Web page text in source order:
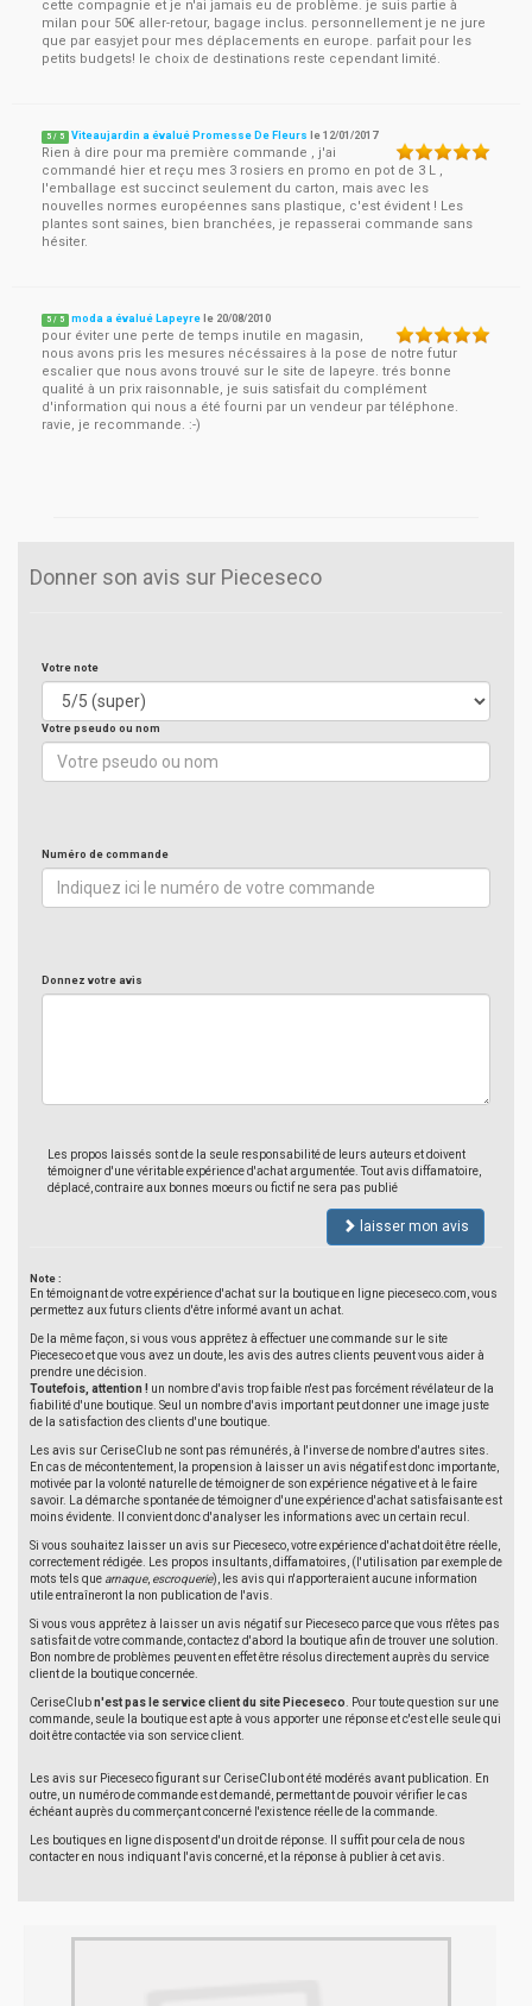
cette compagnie et je n'ai jamais eu de problème. je suis partie à
milan pour 50€ aller-retour, bagage inclus. personnellement je ne jure
que par easyjet pour mes déplacements en europe. parfait pour les
petits budgets! le choix de destinations reste cependant limité.
5 / 5 Viteaujardin a évalué Promesse De Fleurs le12/01/2017
Rien à dire pour ma première commande , j'ai
commandé hier et reçu mes 3 rosiers en promo en pot de 3 L ,
l'emballage est succinct seulement du carton, mais avec les
nouvelles normes européennes sans plastique, c'est évident ! Les
plantes sont saines, bien branchées, je repasserai commande sans
hésiter.
5 / 5 moda a évalué Lapeyre le 20/08/2010
pour éviter une perte de temps inutile en magasin,
nous avons pris les mesures nécéssaires à la pose de notre futur
escalier que nous avons trouvé sur le site de lapeyre. trés bonne
qualité à un prix raisonnable, je suis satisfait du complément
d'information qui nous a été fourni par un vendeur par téléphone.
ravie, je recommande. :-)
Donner son avis sur Pieceseco
Votre note
Votre pseudo ou nom
Numéro de commande
Donnez votre avis
Les propos laissés sont de la seule responsabilité de leurs auteurs et doivent
témoigner d'une véritable expérience d'achat argumentée. Tout avis diffamatoire,
déplacé, contraire aux bonnes moeurs ou fictif ne sera pas publié
laisser mon avis
Note :
En témoignant de votre expérience d'achat sur la boutique en ligne pieceseco.com, vous
permettez aux futurs clients d'être informé avant un achat.
De la même façon, si vous vous apprêtez à effectuer une commande sur le site
Pieceseco et que vous avez un doute, les avis des autres clients peuvent vous aider à
prendre une décision.
Toutefois, attention ! un nombre d'avis trop faible n'est pas forcément révélateur de la
fiabilité d'une boutique. Seul un nombre d'avis important peut donner une image juste
de la satisfaction des clients d'une boutique.
Les avis sur CeriseClub ne sont pas rémunérés, à l'inverse de nombre d'autres sites.
En cas de mécontentement, la propension à laisser un avis négatif est donc importante,
motivée par la volonté naturelle de témoigner de son expérience négative et à le faire
savoir. La démarche spontanée de témoigner d'une expérience d'achat satisfaisante est
moins évidente. Il convient donc d'analyser les informations avec un certain recul.
Si vous souhaitez laisser un avis sur Pieceseco, votre expérience d'achat doit être réelle,
correctement rédigée. Les propos insultants, diffamatoires, (l'utilisation par exemple de
mots tels que arnaque, escroquerie), les avis qui n'apporteraient aucune information
utile entraîneront la non publication de l'avis.
Si vous vous apprêtez à laisser un avis négatif sur Pieceseco parce que vous n'êtes pas
satisfait de votre commande, contactez d'abord la boutique afin de trouver une solution.
Bon nombre de problèmes peuvent en effet être résolus directement auprès du service
client de la boutique concernée.
CeriseClubn'est pas le service client du site Pieceseco . Pour toute question sur une
commande, seule la boutique est apte à vous apporter une réponse et c'est elle seule qui
doit être contactée via son service client.
Les avis sur Pieceseco figurant sur CeriseClub ont été modérés avant publication. En
outre, un numéro de commande est demandé, permettant de pouvoir vérifier le cas
échéant auprès du commerçant concerné l'existence réelle de la commande.
Les boutiques en ligne disposent d'un droit de réponse. Il suffit pour cela de nous
contacter en nous indiquant l'avis concerné, et la réponse à publier à cet avis.